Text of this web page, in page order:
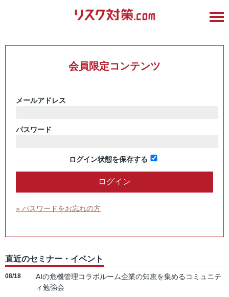
会員限定コンテンツ
メールアドレス
パスワード
ログイン状態を保存する
» パスワードをお忘れの方
直近のセミナー・イベント
08/18
AIの危機管理コラボルーム企業の知恵を集めるコミュニテ
ィ勉強会